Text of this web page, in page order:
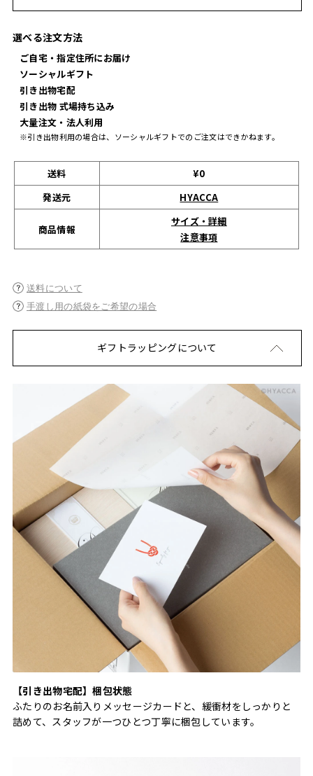
選べる注文方法
ご自宅・指定住所にお届け
ソーシャルギフト
引き出物宅配
引き出物 式場持ち込み
大量注文・法人利用
※引き出物利用の場合は、ソーシャルギフトでのご注文はできかねます。
送料
¥0
発送元
HYACCA
商品情報
サイズ・詳細
注意事項
送料について
手渡し用の紙袋をご希望の場合
ギフトラッピングについて
【引き出物宅配】梱包状態
ふたりのお名前入りメッセージカードと、緩衝材をしっかりと
詰めて、スタッフが一つひとつ丁寧に梱包しています。